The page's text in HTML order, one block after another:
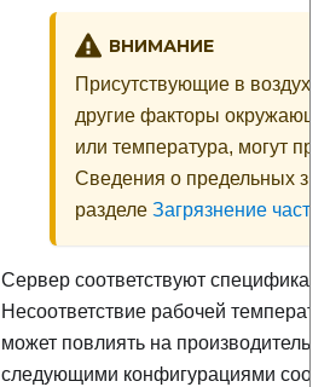
ВНИМАНИЕ
Присутствующие в воздухе
другие факторы
или температура, могут
Сведения о предельных
разделе Загрязнение
Сервер соответствуют
Несоответствие рабочей
может повлиять на
следующими конфигурациями